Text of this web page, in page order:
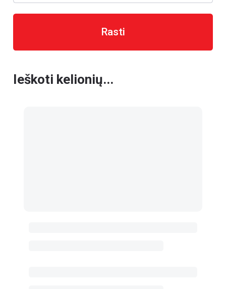
Rasti
Ieškoti kelionių...